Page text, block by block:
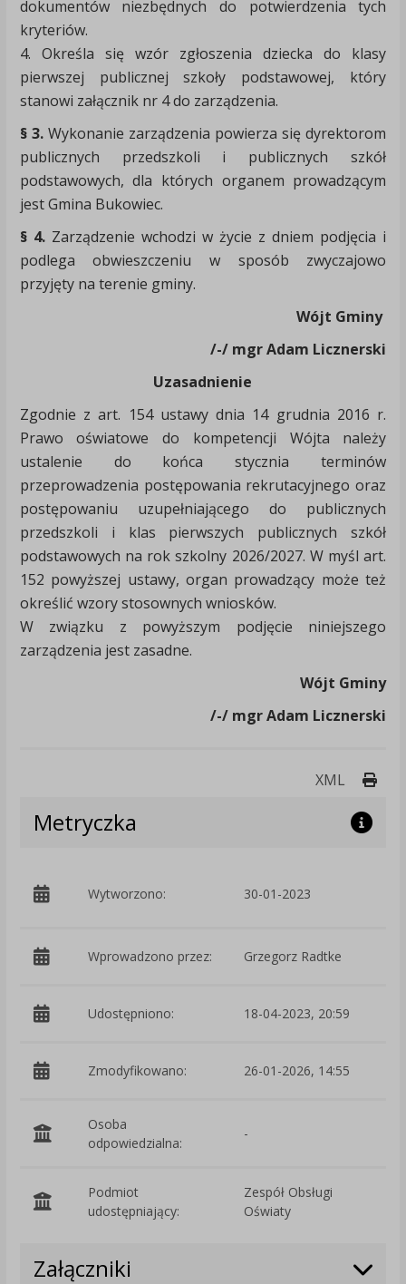
dokumentów niezbędnych do potwierdzenia tych
kryteriów.
4. Określa się wzór zgłoszenia dziecka do klasy
pierwszej publicznej szkoły podstawowej, który
stanowi załącznik nr 4 do zarządzenia.
§ 3.Wykonanie zarządzenia powierza się dyrektorom
publicznych przedszkoli i publicznych szkół
podstawowych, dla których organem prowadzącym
jest Gmina Bukowiec.
§ 4.Zarządzenie wchodzi w życie z dniem podjęcia i
podlega obwieszczeniu w sposób zwyczajowo
przyjęty na terenie gminy.
Wójt Gminy
/-/ mgr Adam Licznerski
Uzasadnienie
Zgodnie z art. 154 ustawy dnia 14 grudnia 2016 r.
Prawo oświatowe do kompetencji Wójta należy
ustalenie do końca stycznia terminów
przeprowadzenia postępowania rekrutacyjnego oraz
postępowaniu uzupełniającego do publicznych
przedszkoli i klas pierwszych publicznych szkół
podstawowych na rok szkolny 2026/2027. W myśl art.
152 powyższej ustawy, organ prowadzący może też
określić wzory stosownych wniosków.
W związku z powyższym podjęcie niniejszego
zarządzenia jest zasadne.
Wójt Gminy
/-/ mgr Adam Licznerski
XML
Metryczka
Wytworzono: 30-01-2023
Wprowadzono przez: Grzegorz Radtke
Udostępniono: 18-04-2023, 20:59
Zmodyfikowano: 26-01-2026, 14:55
Osoba
odpowiedzialna:
-
Podmiot
udostępniający:
Zespół Obsługi
Oświaty
Załączniki